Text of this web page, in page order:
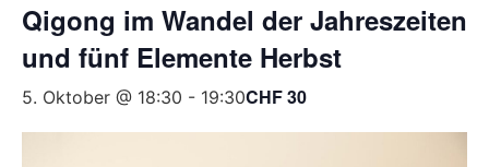
Qigong im Wandel der Jahreszeiten
und fünf Elemente Herbst
5. Oktober @ 18:30 - 19:30CHF 30